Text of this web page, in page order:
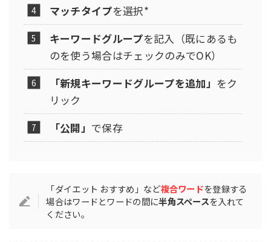
マッチタイプを選択*
キーワードグループを記入（既にあるも
のを使う場合はチェックのみでOK）
「新規キーワードグループを追加」 をク
リック
「公開」 で保存
「ダイエット おすすめ」など複合ワードを登録する
場合はワードとワードの間に半角スペースを入れて
ください。